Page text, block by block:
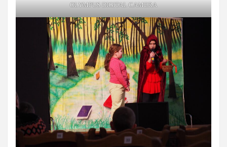
OLYMPUS DIGITAL CAMERA